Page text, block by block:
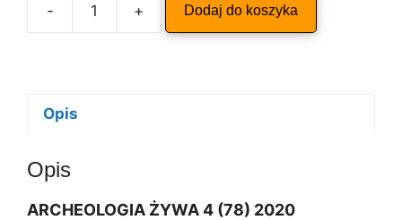
-
ilość
ARCHEOLOGIA
+ Dodaj do koszyka
i
v
Opis
Opis
ARCHEOLOGIA ŻYWA 4 (78) 2020